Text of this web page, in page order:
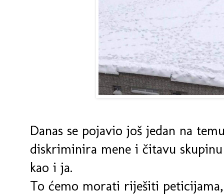
Danas se pojavio još jedan na
diskriminira mene i čitavu
kao i ja.
To ćemo morati riješiti